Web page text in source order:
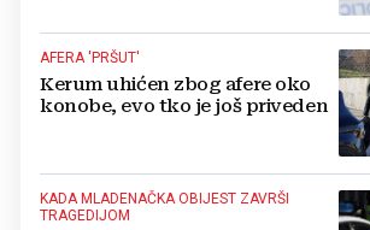
AFERA 'PRŠUT'
Kerum uhićen zbog ​afere oko
konobe, evo tko je još priveden
KADA MLADENAČKA OBIJEST ZAVRŠI
TRAGEDIJOM